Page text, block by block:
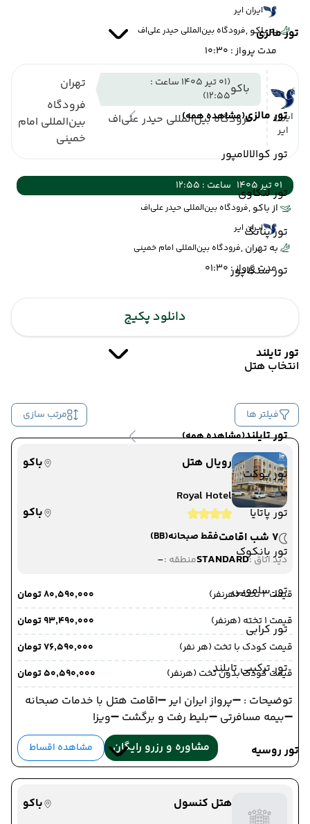
تور مالزی
تور مالزی(مشاهده همه)
تور کوالالامپور
تور لنکاوی
تور پنانگ
تور سنگاپور
تور تایلند
تور تایلند(مشاهده همه)
تور پوکت
تور پاتایا
تور بانکوک
تور سامویی
تور کرابی
تور ترکیبی تایلند
تور روسیه
ایران ایر
به باکو ,فرودگاه بین‌المللی حیدر علی‌اف
مدت پرواز : 10:30
ایران
ایر
باکو
(01 تیر 1405 ساعت :
12:55)
فرودگاه بین‌المللی حیدر علی‌اف
تهران
فرودگاه
بین‌المللی امام
خمینی
01 تیر 1405
ساعت : 12:55
از باکو ,فرودگاه بین‌المللی حیدر علی‌اف
ایران ایر
به تهران ,فرودگاه بین‌المللی امام خمینی
مدت پرواز : 01:30
دانلود پکیج
انتخاب هتل
فیلتر ها مرتب سازی
رویال هتل
باکو
Royal Hotel
باکو
7 شب اقامت
فقط صبحانه(BB)
دید اتاق :STANDARDمنطقه :-
قیمت 2 تخته (هرنفر)
۸۰٬۵۹۰٬۰۰۰ تومان
قیمت 1 تخته (هرنفر)
۹۳٬۴۹۰٬۰۰۰ تومان
قیمت کودک با تخت (هر نفر)
۷۶٬۵۹۰٬۰۰۰ تومان
قیمت کودک بدون تخت (هرنفر)
۵۰٬۵۹۰٬۰۰۰ تومان
توضیحات : ➖پرواز ایران ایر ➖اقامت هتل با خدمات صبحانه
➖بیمه مسافرتی ➖بلیط رفت و برگشت ➖ویزا
مشاوره و رزرو رایگان
مشاهده اقساط
هتل کنسول
باکو